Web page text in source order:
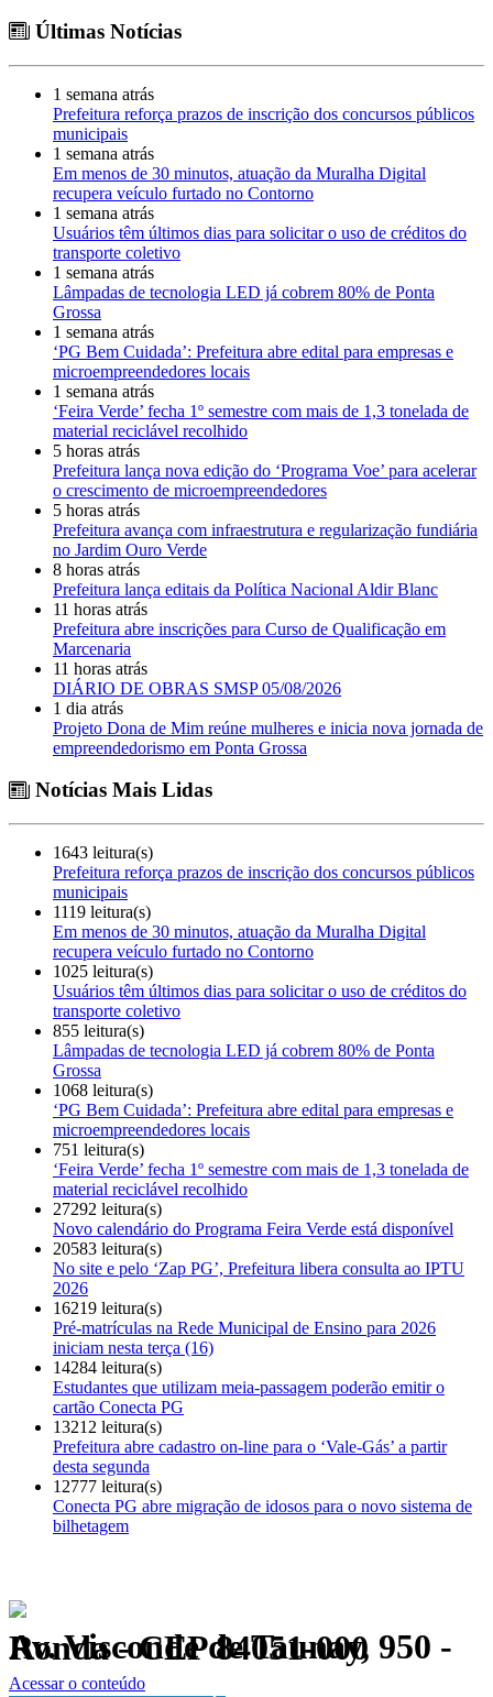
Últimas Notícias
1 semana atrás
Prefeitura reforça prazos de inscrição dos concursos públicos
municipais
1 semana atrás
Em menos de 30 minutos, atuação da Muralha Digital
recupera veículo furtado no Contorno
1 semana atrás
Usuários têm últimos dias para solicitar o uso de créditos do
transporte coletivo
1 semana atrás
Lâmpadas de tecnologia LED já cobrem 80% de Ponta
Grossa
1 semana atrás
‘PG Bem Cuidada’: Prefeitura abre edital para empresas e
microempreendedores locais
1 semana atrás
‘Feira Verde’ fecha 1º semestre com mais de 1,3 tonelada de
material reciclável recolhido
5 horas atrás
Prefeitura lança nova edição do ‘Programa Voe’ para acelerar
o crescimento de microempreendedores
5 horas atrás
Prefeitura avança com infraestrutura e regularização fundiária
no Jardim Ouro Verde
8 horas atrás
Prefeitura lança editais da Política Nacional Aldir Blanc
11 horas atrás
Prefeitura abre inscrições para Curso de Qualificação em
Marcenaria
11 horas atrás
DIÁRIO DE OBRAS SMSP 05/08/2026
1 dia atrás
Projeto Dona de Mim reúne mulheres e inicia nova jornada de
empreendedorismo em Ponta Grossa
Notícias Mais Lidas
1643 leitura(s)
Prefeitura reforça prazos de inscrição dos concursos públicos
municipais
1119 leitura(s)
Em menos de 30 minutos, atuação da Muralha Digital
recupera veículo furtado no Contorno
1025 leitura(s)
Usuários têm últimos dias para solicitar o uso de créditos do
transporte coletivo
855 leitura(s)
Lâmpadas de tecnologia LED já cobrem 80% de Ponta
Grossa
1068 leitura(s)
‘PG Bem Cuidada’: Prefeitura abre edital para empresas e
microempreendedores locais
751 leitura(s)
‘Feira Verde’ fecha 1º semestre com mais de 1,3 tonelada de
material reciclável recolhido
27292 leitura(s)
Novo calendário do Programa Feira Verde está disponível
20583 leitura(s)
No site e pelo ‘Zap PG’, Prefeitura libera consulta ao IPTU
2026
16219 leitura(s)
Pré-matrículas na Rede Municipal de Ensino para 2026
iniciam nesta terça (16)
14284 leitura(s)
Estudantes que utilizam meia-passagem poderão emitir o
cartão Conecta PG
13212 leitura(s)
Prefeitura abre cadastro on-line para o ‘Vale-Gás’ a partir
desta segunda
12777 leitura(s)
Conecta PG abre migração de idosos para o novo sistema de
bilhetagem
Av. Visconde de Taunay, 950 - Ronda - CEP 84051-000
Política de Privacidade.
Acessar o conteúdo